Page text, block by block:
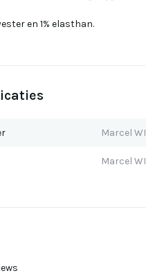
en 1% elasthan.
Marcel
Marcel